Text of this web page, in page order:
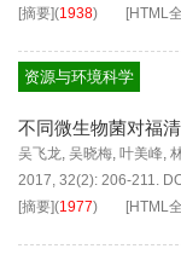
[摘要](1938) [HTML
资源与环境科学
不同微生物菌对福
吴飞龙, 吴晓梅, 叶美峰,
2017, 32(2): 206-211.
[摘要](1977) [HTML